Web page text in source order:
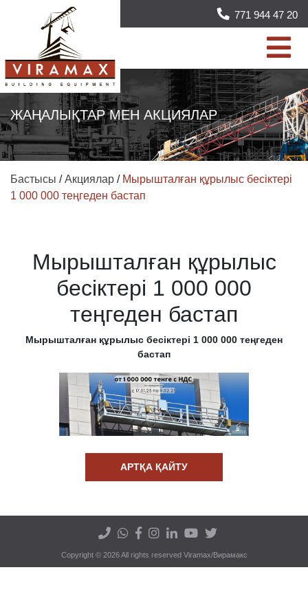
771 944 47 20
ЖАҢАЛЫҚТАР МЕН АКЦИЯЛАР
Бастысы /Акциялар / Мырышталған құрылыс бесіктері
1 000 000 теңгеден бастап
Мырышталған құрылыс
бесіктері 1 000 000
теңгеден бастап
Мырышталған құрылыс бесіктері 1 000 000 теңгеден
бастап
АРТҚА ҚАЙТУ
Copyright © 2026 All rights reserved Viramax/Вирамакс